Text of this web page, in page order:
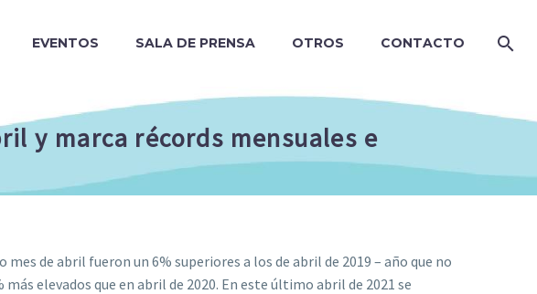
EVENTOS SALA DE PRENSA OTROS CONTACTO
y marca récords mensuales e
de abril fueron un 6% superiores a los de abril de 2019 – año que no
más elevados que en abril de 2020. En este último abril de 2021 se